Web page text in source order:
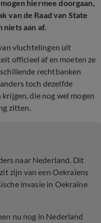
hiermee doorgaan,
van de Raad van State
niets aan af.
vluchtelingen uit
officieel af en moeten ze
rechtbanken
toch dezelfde
die nog wel mogen
zitten.
naar Nederland. Dit
zijn van een Oekraïens
invasie in Oekraïne
nu nog in Nederland